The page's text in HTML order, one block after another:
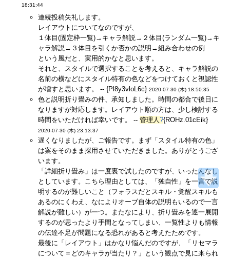
18:31:44
連続投稿失礼します。
レイアウトについてなのですが、
１体目(固定枠一覧)→キャラ解説→２体目(ランダム一覧)→キ
ャラ解説→３体目を引くか否かの説明→組み合わせの例
という風だと、実用的かなと思います。
それと、スタイルで選択することを考えると、キャラ解説の
名前の横などにスタイル特有の色などをつけておくと視認性
が増すと思います。 -- {Pl8y3vloL6c} 2020-07-30 (木) 18:50:35
色と説明折り畳みの件、承知しました。時間の都合で後日に
なりますが対応します。レイアウト順の方は、少し検討する
時間をいただければ幸いです。 -- 管理人?{ROHz.01cEik}
2020-07-30 (木) 23:13:37
遅くなりましたが、ご報告です。まず「スタイル特有の色」
は案をそのまま採用させていただきました。ありがとうござ
います。
「詳細折り畳み」は一度裏で試したのですが、いったんなし
としています。こちら理由としては、「独自性」を一言で説
明するのが難しいこと（フォラスだとスキル・覚醒スキルも
あるのにくわえ、なによりオーブ自体の説明もいるので一言
解説が難しい）が一つ。またなにより、折り畳みを逐一展開
するのが思ったより手間となってしまい、一覧性よりも情報
の伝達不足が問題になる恐れがあると考えたためです。
最後に「レイアウト」はかなり悩んだのですが、「リセマラ
について＝どのキャラが当たり？」という観点で見に来られ